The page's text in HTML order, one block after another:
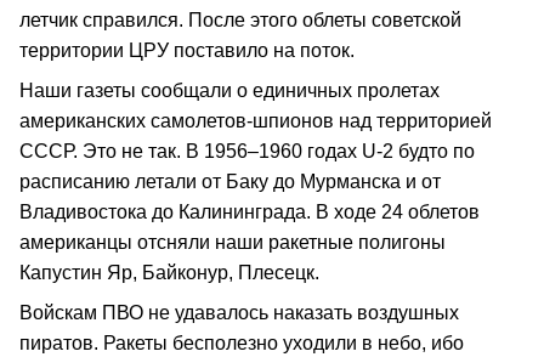
летчик справился. После этого облеты советской
территории ЦРУ поставило на поток.
Наши газеты сообщали о единичных пролетах
американских самолетов-шпионов над территорией
СССР. Это не так. В 1956–1960 годах U-2 будто по
расписанию летали от Баку до Мурманска и от
Владивостока до Калининграда. В ходе 24 облетов
американцы отсняли наши ракетные полигоны
Капустин Яр, Байконур, Плесецк.
Войскам ПВО не удавалось наказать воздушных
пиратов. Ракеты бесполезно уходили в небо, ибо